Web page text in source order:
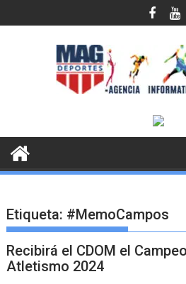
al
Etiqueta: #MemoCampos
Recibirá el CDOM el
Atletismo 2024